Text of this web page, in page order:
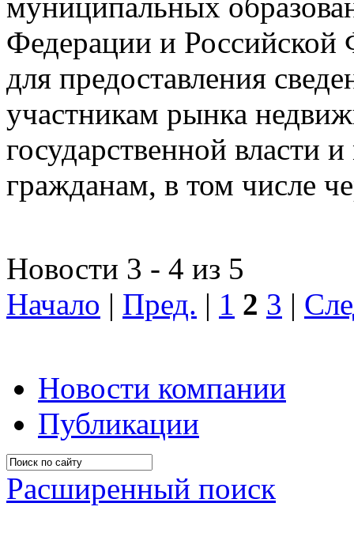
муниципальных
Федерации и Российской
для предоставления
участникам рынка
государственной власти
гражданам, в том числе
Новости 3 - 4 из 5
Начало | Пред. | 1 2 3 |
Новости компании
Публикации
Расширенный поиск